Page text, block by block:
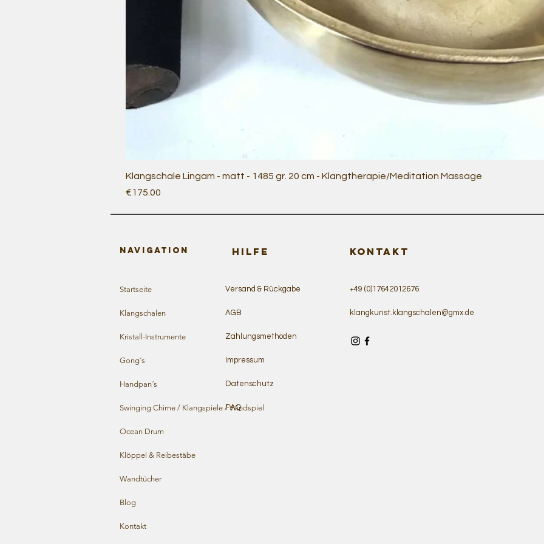
Quick View
Klangschale Lingam - matt - 1485 gr. 20 cm - Klangtherapie/Meditation Massage
Price
€175.00
Navigation HILFE
Startseite
Klangschalen
Kristall-Instrumente
Gong´s
Handpan´s
Swinging Chime / Klangspiele / Windspiel
Ocean Drum
Klöppel & Reibestäbe
Wandtücher
Blog
Kontakt
Versand & Rückgabe
AGB
Zahlungsmethoden
Impressum
Datenschutz
FAQ
KONTAKT
+49 (0)17642012676
klangkunst.klangschalen@gmx.de